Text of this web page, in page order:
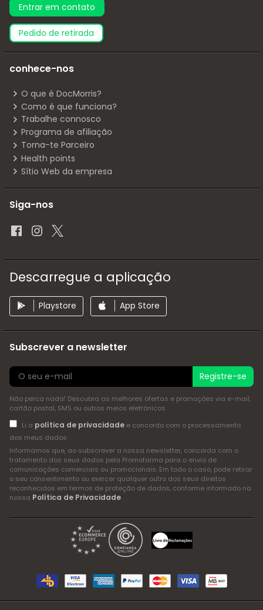
Entrar em contato
pedido de retirada
conhece-nos
O que é DocMorris?
Como é que funciona?
Trabalhe connosco
Programa de afiliação
Torna-te Parceiro
Health points
Sítio Web da empresa
Siga-nos
Descarregue a aplicação
Playstore App Store
Subscrever a newsletter
Registre-se
Não perca nada! Descubra as melhores ofertas e promoções via e-mail,
cartão postal, SMS ou outros meios eletrónicos
Li a política de privacidadee concordo com o processamento
dos meus dados
Informamos que, ao subscrever a nossa newsletter, concorda com o
tratamento dos seus dados pela Promofarma para o envio de
comunicações comerciais ou promocionais. Em todo o caso, pode retirar
o seu consentimento ou exercer qualquer outro dos seus direitos
reconhecidos em termos de proteção de dados, conforme informado na
nossa Política de Privacidade.